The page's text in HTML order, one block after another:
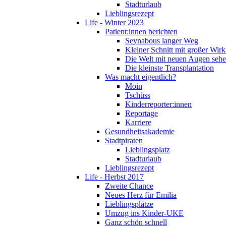
Stadturlaub
Lieblingsrezept
Life - Winter 2023
Patient:innen berichten
Seynabous langer Weg
Kleiner Schnitt mit großer
Die Welt mit neuen Augen
Die kleinste Transplantation
Was macht eigentlich?
Moin
Tschüss
Kinderreporter:innen
Reportage
Karriere
Gesundheitsakademie
Stadtpiraten
Lieblingsplatz
Stadturlaub
Lieblingsrezept
Life - Herbst 2017
Zweite Chance
Neues Herz für Emilia
Lieblingsplätze
Umzug ins Kinder-UKE
Ganz schön schnell